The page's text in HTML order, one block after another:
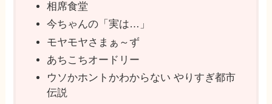
相席食堂
今ちゃんの「実は…」
モヤモヤさまぁ～ず
あちこちオードリー
ウソかホントかわからない やりすぎ都市
伝説